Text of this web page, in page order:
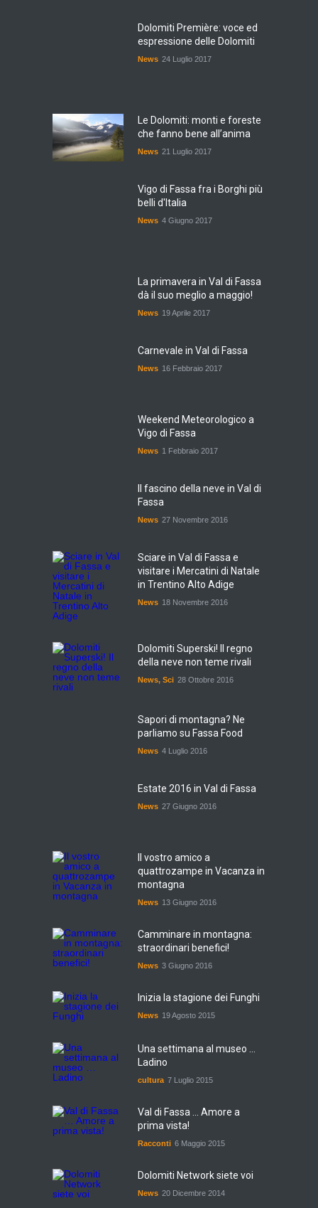
Dolomiti Première: voce ed
espressione delle Dolomiti
News 24 Luglio 2017
Le Dolomiti: monti e foreste
che fanno bene all’anima
News 21 Luglio 2017
Vigo di Fassa fra i Borghi più
belli d'Italia
News 4 Giugno 2017
La primavera in Val di Fassa
dà il suo meglio a maggio!
News 19 Aprile 2017
Carnevale in Val di Fassa
News 16 Febbraio 2017
Weekend Meteorologico a
Vigo di Fassa
News 1 Febbraio 2017
Il fascino della neve in Val di
Fassa
News 27 Novembre 2016
Sciare in Val di Fassa e
visitare i Mercatini di Natale
in Trentino Alto Adige
News 18 Novembre 2016
Dolomiti Superski! Il regno
della neve non teme rivali
News, Sci 28 Ottobre 2016
Sapori di montagna? Ne
parliamo su Fassa Food
News 4 Luglio 2016
Estate 2016 in Val di Fassa
News 27 Giugno 2016
Il vostro amico a
quattrozampe in Vacanza in
montagna
News 13 Giugno 2016
Camminare in montagna:
straordinari benefici!
News 3 Giugno 2016
Inizia la stagione dei Funghi
News 19 Agosto 2015
Una settimana al museo ...
Ladino
cultura 7 Luglio 2015
Val di Fassa ... Amore a
prima vista!
Racconti 6 Maggio 2015
Dolomiti Network siete voi
News 20 Dicembre 2014